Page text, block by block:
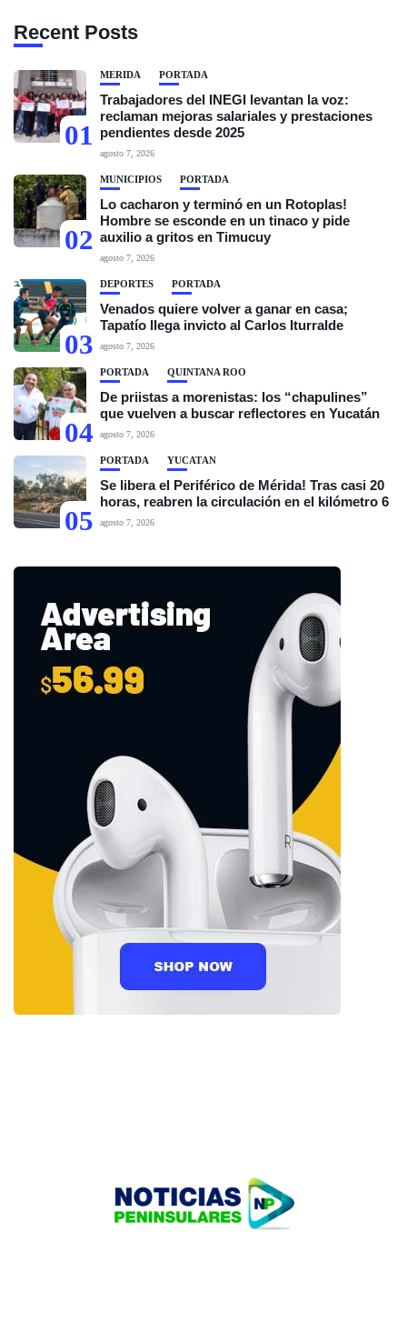
Recent Posts
01
MÉRIDA PORTADA
Trabajadores del INEGI levantan la voz:
reclaman mejoras salariales y prestaciones
pendientes desde 2025
agosto 7, 2026
02
MUNICIPIOS PORTADA
Lo cacharon y terminó en un Rotoplas!
Hombre se esconde en un tinaco y pide
auxilio a gritos en Timucuy
agosto 7, 2026
03
DEPORTES PORTADA
Venados quiere volver a ganar en casa;
Tapatío llega invicto al Carlos Iturralde
agosto 7, 2026
04
PORTADA QUINTANA ROO
De priistas a morenistas: los “chapulines”
que vuelven a buscar reflectores en Yucatán
agosto 7, 2026
05
PORTADA YUCATÁN
Se libera el Periférico de Mérida! Tras casi 20
horas, reabren la circulación en el kilómetro 6
agosto 7, 2026